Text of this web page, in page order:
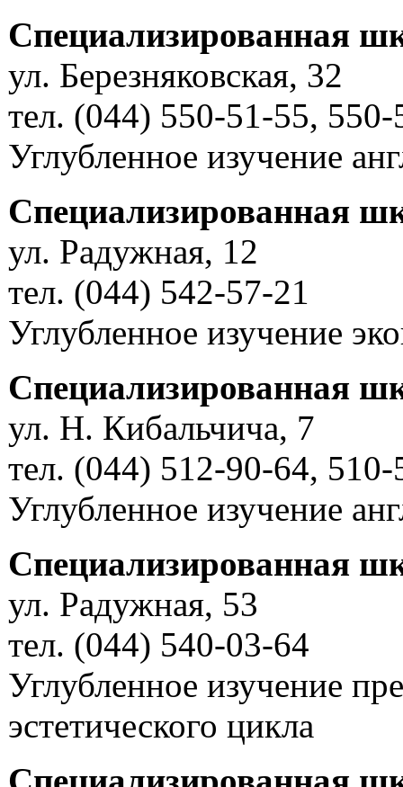
Специализированная
ул. Березняковская, 32
тел. (044) 550-51-55, 550-
Углубленное изучение
Специализированная
ул. Радужная, 12
тел. (044) 542-57-21
Углубленное изучение
Специализированная
ул. Н. Кибальчича, 7
тел. (044) 512-90-64, 510-
Углубленное изучение
Специализированная
ул. Радужная, 53
тел. (044) 540-03-64
Углубленное изучение
эстетического цикла